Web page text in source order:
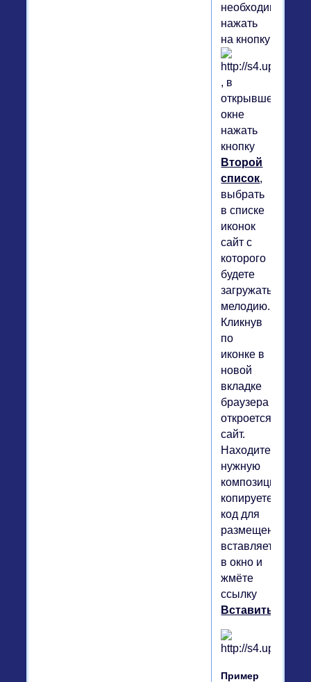
необходимо
нажать
на кнопку
, в
открывшемся
окне
нажать
кнопку
Второй
список,
выбрать
в списке
иконок
сайт с
которого
будете
загружать
мелодию.
Кликнув
по
иконке в
новой
вкладке
браузера
откроется
сайт.
Находите
нужную
композицию,
копируете
код для
размещения,
вставляете
в окно и
жмёте
ссылку
Вставить
Пример